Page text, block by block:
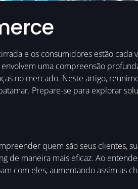
e os consumidores estão cada
envolvem uma compreensão
no mercado. Neste artigo,
Prepare-se para explorar
quem são seus clientes,
de maneira mais eficaz. Ao
com eles, aumentando assim as